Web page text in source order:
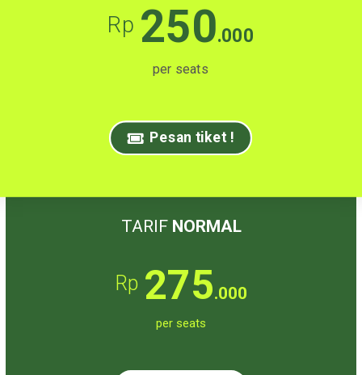
Rp 250.000
per seats
Pesan tiket !
TARIF NORMAL
Rp 275.000
per seats